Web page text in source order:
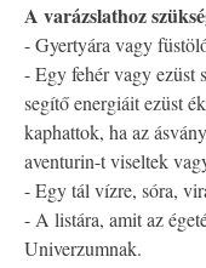
A varázslathoz
- Gyertyára vagy
- Egy fehér vagy ezüst
segítő energiáit ezüst
kaphattok, ha az
aventurin-t viseltek
- Egy tál vízre, sóra,
- A listára, amit az
Univerzumnak.